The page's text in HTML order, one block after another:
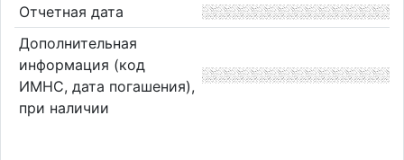
Отчетная дата
Дополнительная
информация (код
ИМНС, дата погашения),
при наличии